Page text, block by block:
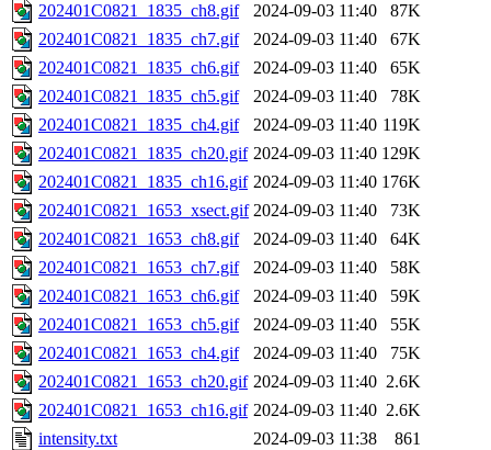
202401C0821_1835_ch8.gif
2024-09-03 11:40
87K
202401C0821_1835_ch7.gif
2024-09-03 11:40
67K
202401C0821_1835_ch6.gif
2024-09-03 11:40
65K
202401C0821_1835_ch5.gif
2024-09-03 11:40
78K
202401C0821_1835_ch4.gif
2024-09-03 11:40 119K
202401C0821_1835_ch20.gif 2024-09-03 11:40 129K
202401C0821_1835_ch16.gif 2024-09-03 11:40 176K
202401C0821_1653_xsect.gif 2024-09-03 11:40
73K
202401C0821_1653_ch8.gif
2024-09-03 11:40
64K
202401C0821_1653_ch7.gif
2024-09-03 11:40
58K
202401C0821_1653_ch6.gif
2024-09-03 11:40
59K
202401C0821_1653_ch5.gif
2024-09-03 11:40
55K
202401C0821_1653_ch4.gif
2024-09-03 11:40
75K
202401C0821_1653_ch20.gif 2024-09-03 11:40 2.6K
202401C0821_1653_ch16.gif 2024-09-03 11:40 2.6K
intensity.txt
2024-09-03 11:38 861